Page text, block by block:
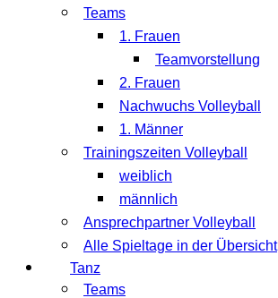
Teams
1. Frauen
Teamvorstellung
2. Frauen
Nachwuchs Volleyball
1. Männer
Trainingszeiten Volleyball
weiblich
männlich
Ansprechpartner Volleyball
Alle Spieltage in der Übersicht
Tanz
Teams